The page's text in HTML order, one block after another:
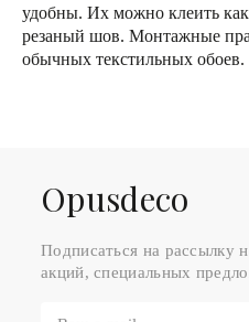
удобны. Их можно клеить
резаный шов. Монтажные
обычных текстильных обоев.
Оpusdeco
Подписаться на рассылку
акций, специальных